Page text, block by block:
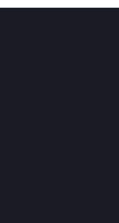
e le indicazioni